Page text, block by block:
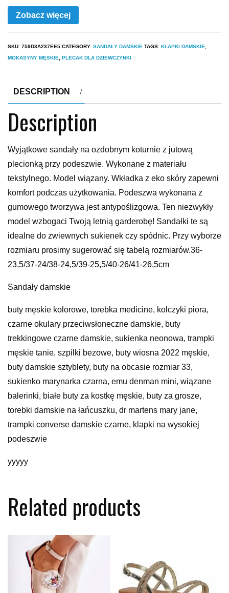
Zobacz więcej
SKU: 759D3A237EE5 CATEGORY: SANDAŁY DAMSKIE TAGS: KLAPKI DAMSKIE,
MOKASYNY MĘSKIE, PLECAK DLA DZIEWCZYNKI
DESCRIPTION
Description
Wyjątkowe sandały na ozdobnym koturnie z jutową
plecionką przy podeszwie. Wykonane z materiału
tekstylnego. Model wiązany. Wkładka z eko skóry zapewni
komfort podczas użytkowania. Podeszwa wykonana z
gumowego tworzywa jest antypoślizgowa. Ten niezwykły
model wzbogaci Twoją letnią garderobę! Sandałki te są
idealne do zwiewnych sukienek czy spódnic. Przy wyborze
rozmiaru prosimy sugerować się tabelą rozmiarów.36-
23,5/37-24/38-24,5/39-25,5/40-26/41-26,5cm
Sandały damskie
buty męskie kolorowe, torebka medicine, kolczyki piora,
czarne okulary przeciwsłoneczne damskie, buty
trekkingowe czarne damskie, sukienka neonowa, trampki
męskie tanie, szpilki bezowe, buty wiosna 2022 męskie,
buty damskie sztyblety, buty na obcasie rozmiar 33,
sukienko marynarka czarna, emu denman mini, wiązane
balerinki, białe buty za kostkę męskie, buty za grosze,
torebki damskie na łańcuszku, dr martens mary jane,
trampki converse damskie czarne, klapki na wysokiej
podeszwie
yyyyy
Related products